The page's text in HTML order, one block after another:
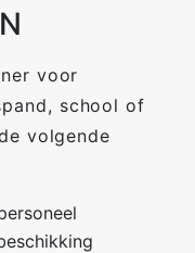
voor
school of
volgende